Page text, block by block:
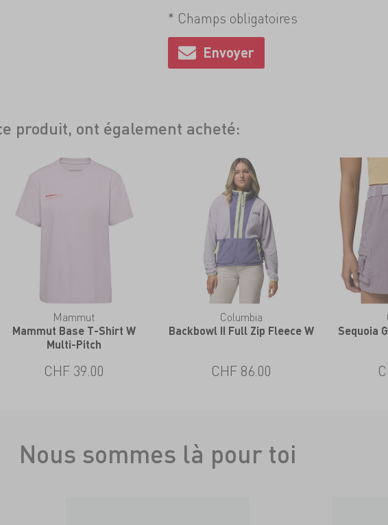
* Champs obligatoires
produit, ont également acheté:
Mammut
Mammut Base T-Shirt W
Multi-Pitch
CHF 39.00
Columbia
Backbowl II Full Zip Fleece W
CHF 86.00
Sequoia
Nous sommes là pour toi